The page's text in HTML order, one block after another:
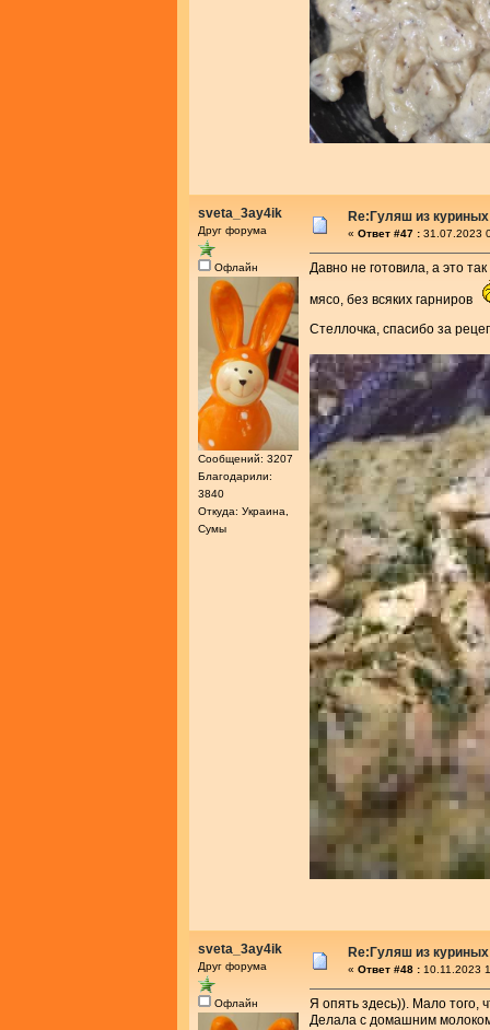
sveta_3ay4ik
Друг форума
Офлайн
Сообщений: 3207
Благодарили:
3840
Откуда: Украина,
Сумы
Re:Гуляш из
« Ответ #47 : 31.07.2023
Давно не готовила, а это
мясо, без всяких гарниров
Стеллочка, спасибо за
sveta_3ay4ik
Друг форума
Офлайн
Re:Гуляш из
« Ответ #48 : 10.11.2023
Я опять здесь)). Мало того,
Делала с домашним